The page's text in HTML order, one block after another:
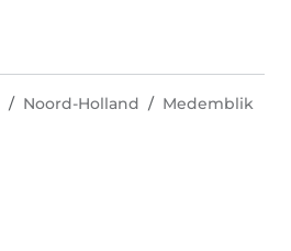
Noord-Holland Medemblik